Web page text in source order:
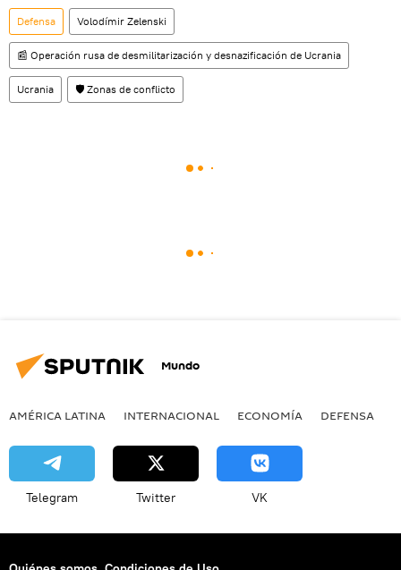
Defensa Volodímir Zelenski
📰 Operación rusa de desmilitarización y desnazificación de Ucrania
Ucrania 🛡️ Zonas de conflicto
Mundo
AMÉRICA LATINA INTERNACIONAL ECONOMÍA DEFENSA
Telegram Twitter VK